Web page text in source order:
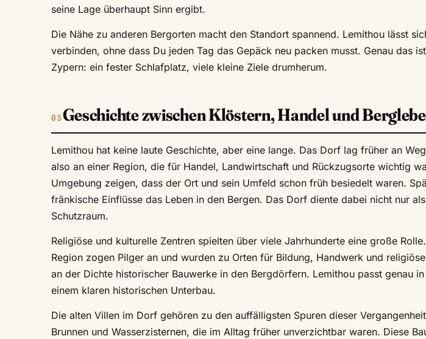
seine Lage überhaupt Sinn ergibt.
Die Nähe zu anderen Bergorten macht den Standort spannend. Lemithou lässt
verbinden, ohne dass Du jeden Tag das Gepäck neu packen musst. Genau das
Zypern: ein fester Schlafplatz, viele kleine Ziele drumherum.
Geschichte zwischen Klöstern, Handel und
Lemithou hat keine laute Geschichte, aber eine lange. Das Dorf lag früher an
also an einer Region, die für Handel, Landwirtschaft und Rückzugsorte wichtig
Umgebung zeigen, dass der Ort und sein Umfeld schon früh besiedelt waren.
fränkische Einflüsse das Leben in den Bergen. Das Dorf diente dabei nicht nur
Schutzraum.
Religiöse und kulturelle Zentren spielten über viele Jahrhunderte eine große
Region zogen Pilger an und wurden zu Orten für Bildung, Handwerk und
an der Dichte historischer Bauwerke in den Bergdörfern. Lemithou passt genau
einem klaren historischen Unterbau.
Die alten Villen im Dorf gehören zu den auffälligsten Spuren dieser
Brunnen und Wasserzisternen, die im Alltag früher unverzichtbar waren. Diese